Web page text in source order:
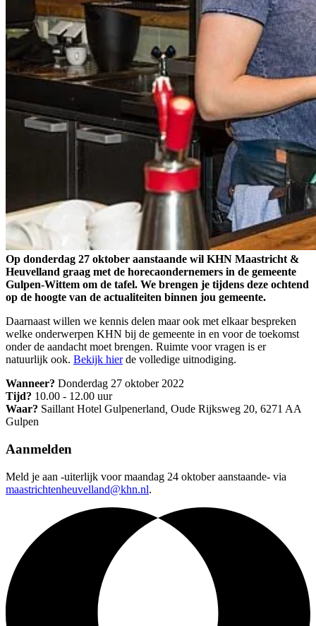
Op donderdag 27 oktober aanstaande wil KHN Maastricht &
Heuvelland graag met de horecaondernemers in de gemeente
Gulpen-Wittem om de tafel. We brengen je tijdens deze ochtend
op de hoogte van de actualiteiten binnen jou gemeente.
Daarnaast willen we kennis delen maar ook met elkaar bespreken
welke onderwerpen KHN bij de gemeente in en voor de toekomst
onder de aandacht moet brengen. Ruimte voor vragen is er
natuurlijk ook. Bekijk hierde volledige uitnodiging.
Wanneer? Donderdag 27 oktober 2022
Tijd? 10.00 - 12.00 uur
Waar? Saillant Hotel Gulpenerland Oude Rijksweg 20, 6271 AA
Gulpen
Aanmelden
Meld je aan -uiterlijk voor maandag 24 oktober aanstaande- via
maastrichtenheuvelland@khn.nl.